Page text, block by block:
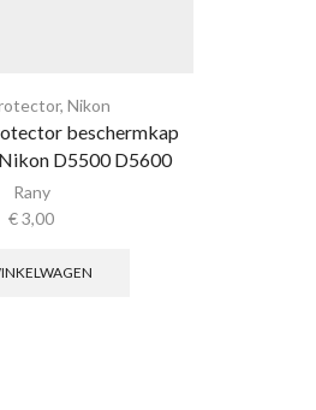
, Nikon
beschermkap
D5500 D5600
Rany
€3,00